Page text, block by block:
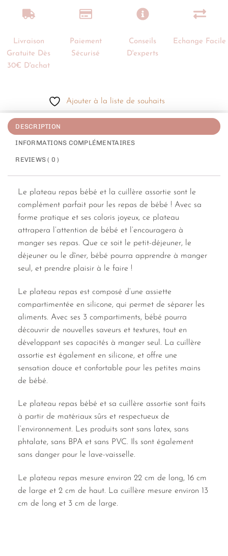
Livraison
Gratuite Dès
30€ D'achat
Paiement
Sécurisé
Conseils
D'experts
Echange Facile
Ajouter à la liste de souhaits
DESCRIPTION
INFORMATIONS COMPLÉMENTAIRES
REVIEWS ( 0 )
Le plateau repas bébé et la cuillère assortie sont le
complément parfait pour les repas de bébé ! Avec sa
forme pratique et ses coloris joyeux, ce plateau
attrapera l’attention de bébé et l’encouragera à
manger ses repas. Que ce soit le petit-déjeuner, le
déjeuner ou le dîner, bébé pourra apprendre à manger
seul, et prendre plaisir à le faire !
Le plateau repas est composé d’une assiette
compartimentée en silicone, qui permet de séparer les
aliments. Avec ses 3 compartiments, bébé pourra
découvrir de nouvelles saveurs et textures, tout en
développant ses capacités à manger seul. La cuillère
assortie est également en silicone, et offre une
sensation douce et confortable pour les petites mains
de bébé.
Le plateau repas bébé et sa cuillère assortie sont faits
à partir de matériaux sûrs et respectueux de
l’environnement. Les produits sont sans latex, sans
phtalate, sans BPA et sans PVC. Ils sont également
sans danger pour le lave-vaisselle.
Le plateau repas mesure environ 22 cm de long, 16 cm
de large et 2 cm de haut. La cuillère mesure environ 13
cm de long et 3 cm de large.